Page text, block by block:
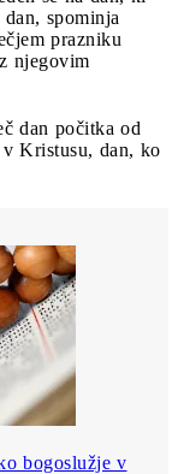
spominja
prazniku
njegovim
dan počitka od
v Kristusu, dan, ko
bogoslužje v